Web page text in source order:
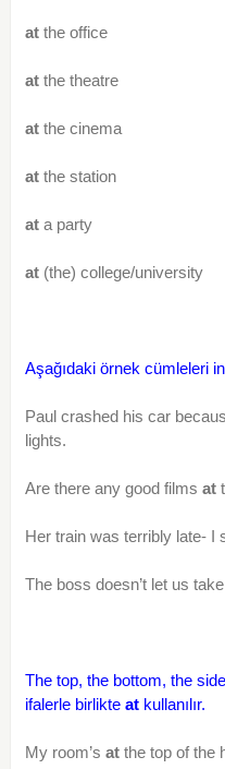
at the office
at the theatre
at the cinema
at the station
at a party
at (the) college/university
Aşağıdaki örnek cümleleri
Paul crashed his car
lights.
Are there any good films at
Her train was terribly late- I
The boss doesn’t let us
The top, the bottom, the
ifalerle birlikte atkullanılır.
My room’s atthe top of the